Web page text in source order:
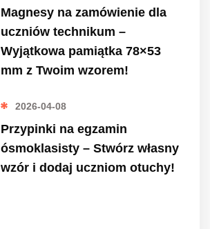
Magnesy na zamówienie dla
uczniów technikum –
Wyjątkowa pamiątka 78×53
mm z Twoim wzorem!
2026-04-08
Przypinki na egzamin
ósmoklasisty – Stwórz własny
wzór i dodaj uczniom otuchy!